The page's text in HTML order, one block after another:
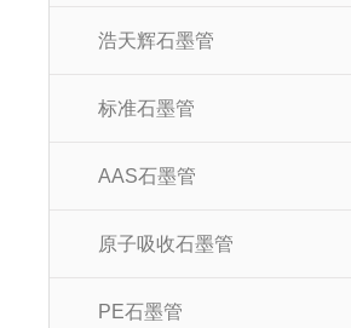
浩天辉石墨管
标准石墨管
AAS石墨管
原子吸收石墨管
PE石墨管